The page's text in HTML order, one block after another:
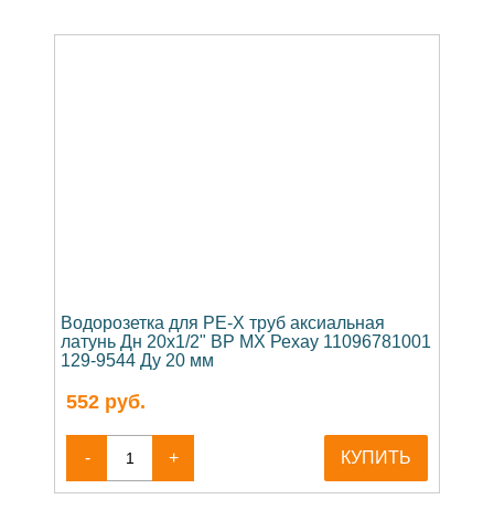
Водорозетка для PE-X труб аксиальная
латунь Дн 20х1/2" ВР MX Рехау 11096781001
129-9544 Ду 20 мм
552 руб.
- + КУПИТЬ